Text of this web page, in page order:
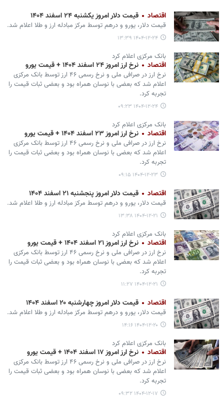
اقتصاد قیمت دلار امروز یکشنبه ۲۴ اسفند ۱۴۰۴
قیمت دلار، یورو و درهم توسط مرکز مبادله ارز و طلا اعلام شد.
۱۴۰۴-۱۲-۲۴ ۱۳:۳۹
بانک مرکزی اعلام کرد
اقتصاد نرخ ارز امروز ۲۴ اسفند ۱۴۰۴ + قیمت یورو
نرخ ارز در صرافی ملی و نرخ رسمی ۴۶ ارز توسط بانک مرکزی
اعلام شد که بعضی با نوسان همراه بود و بعضی ثبات قیمت را
تجربه کرد.
۱۴۰۴-۱۲-۲۴ ۰۹:۲۳
بانک مرکزی اعلام کرد
اقتصاد نرخ ارز امروز ۲۳ اسفند ۱۴۰۴ + قیمت یورو
نرخ ارز در صرافی ملی و نرخ رسمی ۴۶ ارز توسط بانک مرکزی
اعلام شد که بعضی با نوسان همراه بود و بعضی ثبات قیمت را
تجربه کرد.
۱۴۰۴-۱۲-۲۳ ۰۹:۱۵
اقتصاد قیمت دلار امروز پنجشنبه ۲۱ اسفند ۱۴۰۴
قیمت دلار، یورو و درهم توسط مرکز مبادله ارز و طلا اعلام شد.
۱۴۰۴-۱۲-۲۱ ۱۳:۳۸
بانک مرکزی اعلام کرد
اقتصاد نرخ ارز امروز ۲۱ اسفند ۱۴۰۴ + قیمت یورو
نرخ ارز در صرافی ملی و نرخ رسمی ۴۶ ارز توسط بانک مرکزی
اعلام شد که بعضی با نوسان همراه بود و بعضی ثبات قیمت را
تجربه کرد.
۱۴۰۴-۱۲-۲۱ ۱۱:۲۷
اقتصاد قیمت دلار امروز چهارشنبه ۲۰ اسفند ۱۴۰۴
قیمت دلار، یورو و درهم توسط مرکز مبادله ارز و طلا اعلام شد.
۱۴۰۴-۱۲-۲۰ ۱۴:۱۶
بانک مرکزی اعلام کرد
اقتصاد نرخ ارز امروز ۱۷ اسفند ۱۴۰۴ + قیمت یورو
نرخ ارز در صرافی ملی و نرخ رسمی ۴۶ ارز توسط بانک مرکزی
اعلام شد که بعضی با نوسان همراه بود و بعضی ثبات قیمت را
تجربه کرد.
۱۴۰۴-۱۲-۱۷ ۰۹:۳۲